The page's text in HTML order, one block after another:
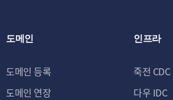
도메인
도메인 등록
도메인 연장
인프라
죽전 CDC
다우 IDC